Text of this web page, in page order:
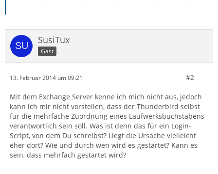
SusiTux
Gast
13. Februar 2014 um 09:21 #2
Mit dem Exchange Server kenne ich mich nicht aus, jedoch
kann ich mir nicht vorstellen, dass der Thunderbird selbst
für die mehrfache Zuordnung eines Laufwerksbuchstabens
verantwortlich sein soll. Was ist denn das für ein Login-
Script, von dem Du schreibst? Liegt die Ursache vielleicht
eher dort? Wie und durch wen wird es gestartet? Kann es
sein, dass mehrfach gestartet wird?